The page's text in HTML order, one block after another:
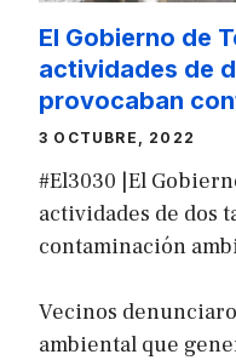
El Gobierno de
actividades de
provocaban
3 OCTUBRE, 2022
#El3030 |El
actividades de dos
contaminación
Vecinos
ambiental que